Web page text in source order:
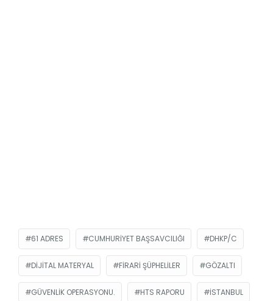
61 ADRES CUMHURIYET BAŞSAVCILIĞI DHKP/C
DIJITAL MATERYAL FIRARI ŞÜPHELILER GÖZALTI
GÜVENLIK OPERASYONU. HTS RAPORU ISTANBUL